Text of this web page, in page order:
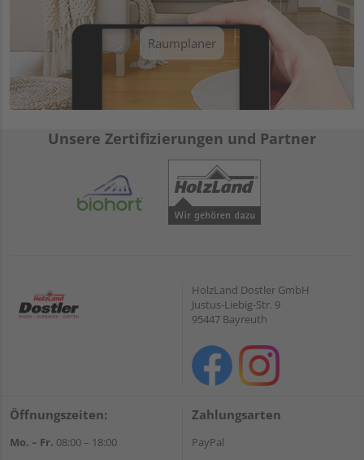
Raumplaner
Unsere Zertifizierungen und Partner
HolzLand Dostler GmbH
Justus-Liebig-Str. 9
95447 Bayreuth
Öffnungszeiten:
Mo. – Fr. 08:00 – 18:00
Zahlungsarten
PayPal